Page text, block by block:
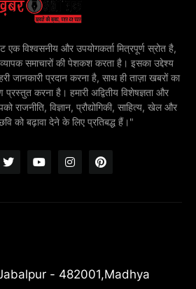
विश्वसनीय और उपयोगकर्ता मित्रपूर्ण स्रोत है,
समाचारों की पेशकश करता है। इसका उद्देश्य
जानकारी प्रदान करना है, साथ ही ताज़ा खबरों का
प्रस्तुत करना है। हमारी अद्वितीय विशेषज्ञता और
राजनीति, विज्ञान, प्रौद्योगिकी, साहित्य, खेल और
को बढ़ावा देने के लिए प्रतिबद्ध हैं।"
- 482001,Madhya